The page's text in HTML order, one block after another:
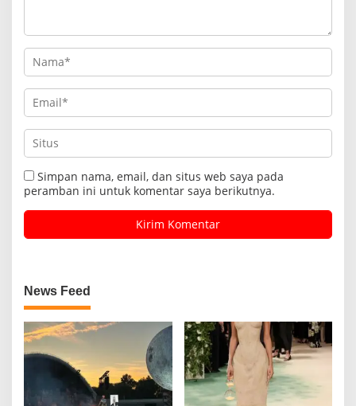
Simpan nama, email, dan situs web saya pada
peramban ini untuk komentar saya berikutnya.
News Feed